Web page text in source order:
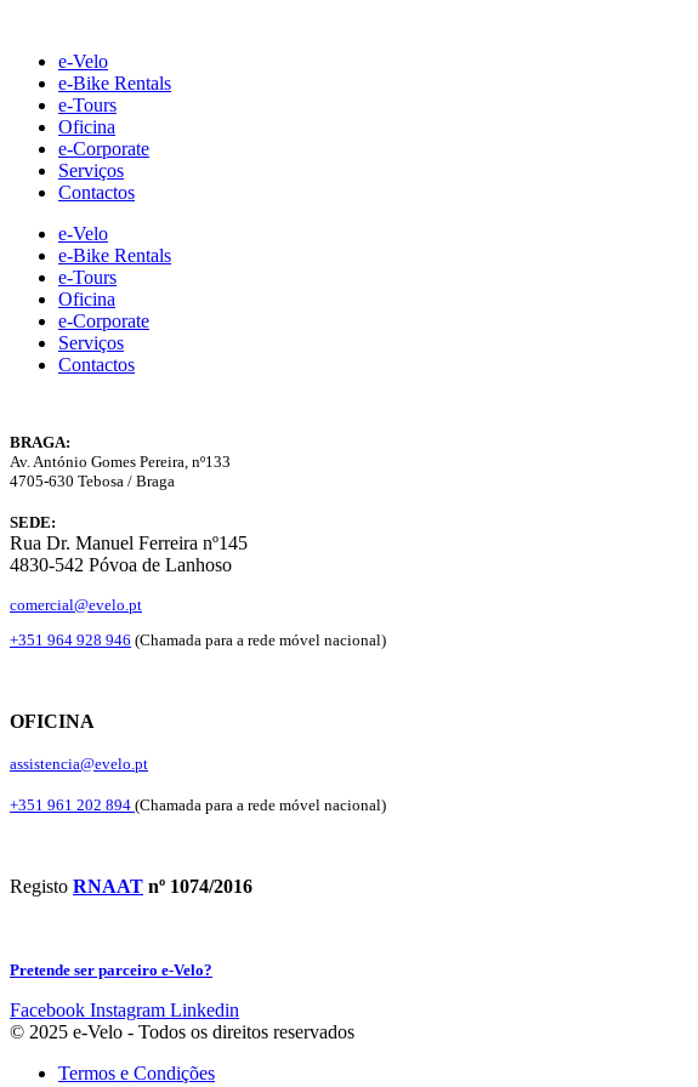
contente-Velo
e-Bike Rentals
e-Tours
Oficina
e-Corporate
Serviços
Contactos
e-Velo
e-Bike Rentals
e-Tours
Oficina
e-Corporate
Serviços
Contactos
BRAGA:
Av. António Gomes Pereira, nº133
4705-630 Tebosa / Braga
SEDE:
Rua Dr. Manuel Ferreira nº145
4830-542 Póvoa de Lanhoso
comercial@evelo.pt
+351 964 928 946 (Chamada para a rede móvel nacional)
OFICINA
assistencia@evelo.pt
+351 961 202 894 (Chamada para a rede móvel nacional)
Registo RNAAT nº 1074/2016
Pretende ser parceiro e-Velo?
Facebook Instagram Linkedin
© 2025 e-Velo - Todos os direitos reservados
Termos e Condições